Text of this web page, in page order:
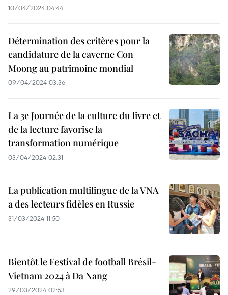
10/04/2024 04:44
Détermination des critères pour la
candidature de la caverne Con
Moong au patrimoine mondial
09/04/2024 03:36
La 3e Journée de la culture du livre et
de la lecture favorise la
transformation numérique
03/04/2024 02:31
La publication multilingue de la VNA
a des lecteurs fidèles en Russie
31/03/2024 11:50
Bientôt le Festival de football Brésil-
Vietnam 2024 à Da Nang
29/03/2024 02:53